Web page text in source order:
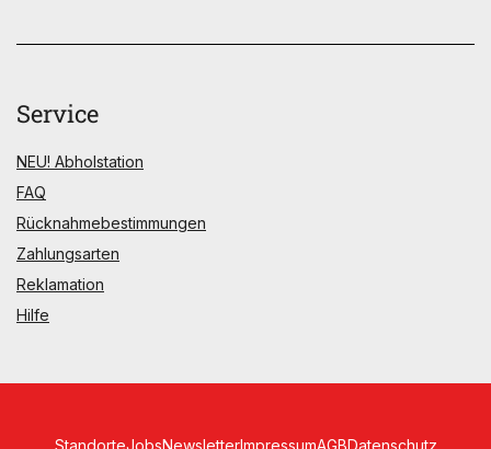
Service
NEU! Abholstation
FAQ
Rücknahmebestimmungen
Zahlungsarten
Reklamation
Hilfe
StandorteJobsNewsletterImpressumAGBDatenschutz